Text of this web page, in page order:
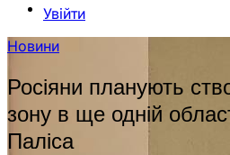
Увійти
Новини
Росіяни планують
зону в ще одній
Паліса